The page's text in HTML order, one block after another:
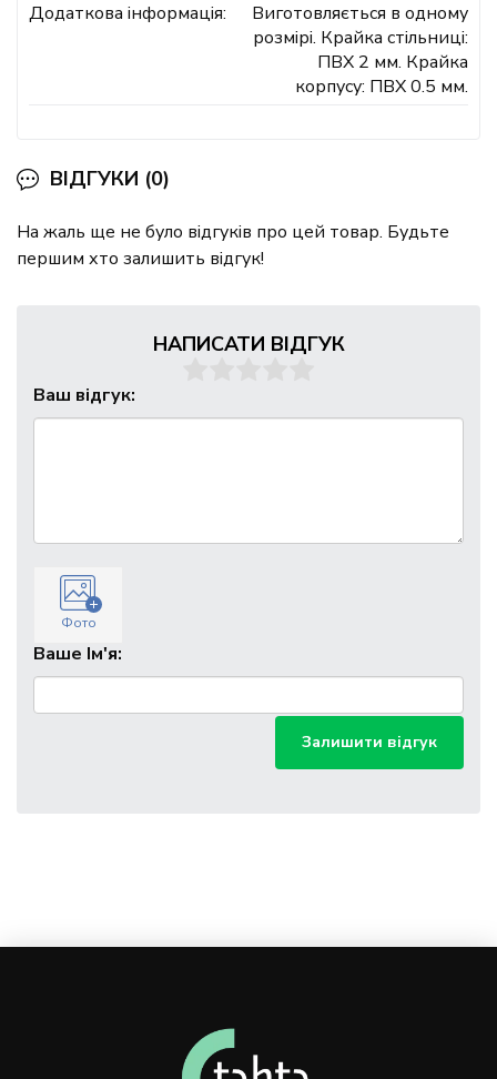
Додаткова інформація:
Виготовляється в одному
розмірі. Крайка стільниці:
ПВХ 2 мм. Крайка
корпусу: ПВХ 0.5 мм.
ВІДГУКИ (0)
На жаль ще не було відгуків про цей товар. Будьте
першим хто залишить відгук!
НАПИСАТИ ВІДГУК
Ваш відгук:
Фото
Ваше Ім'я:
Залишити відгук